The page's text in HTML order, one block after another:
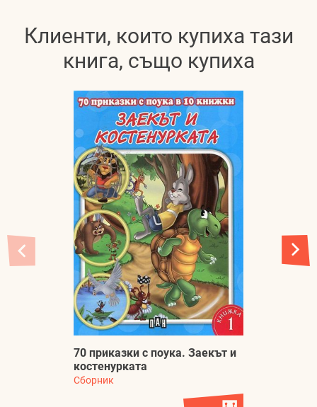
Клиенти, които купиха тази
книга, също купиха
70 приказки с поука. Заекът и
костенурката
Сборник